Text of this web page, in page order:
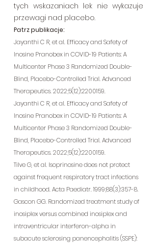
tych wskazaniach lek nie wykazuje
przewagi nad placebo.
Patrz publikacje:
Jayanthi C R, et al. Efficacy and Safety of
Inosine Pranobex in COVID-19 Patients: A
Multicenter Phase 3 Randomized Double-
Blind, Placebo-Controlled Trial. Advanced
Therapeutics. 2022;5(12):2200159.
Jayanthi C R, et al. Efficacy and Safety of
Inosine Pranobex in COVID-19 Patients: A
Multicenter Phase 3 Randomized Double-
Blind, Placebo-Controlled Trial. Advanced
Therapeutics. 2022;5(12):2200159.
Tilve G, et al. Isoprinosine does not protect
against frequent respiratory tract infections
in childhood. Acta Paediatr. 1999;88(3):357-8.
Gascon GG. Randomized treatment study of
inosiplex versus combined inosiplex and
intraventricular interferon-alpha in
subacute sclerosing panencephalitis (SSPE):